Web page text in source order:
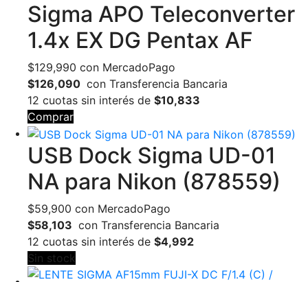
Sigma APO Teleconverter
1.4x EX DG Pentax AF
$129,990 con MercadoPago
$126,090 con Transferencia Bancaria
12 cuotas sin interés de $10,833
Comprar
USB Dock Sigma UD-01
NA para Nikon (878559)
$59,900 con MercadoPago
$58,103 con Transferencia Bancaria
12 cuotas sin interés de $4,992
Sin stock